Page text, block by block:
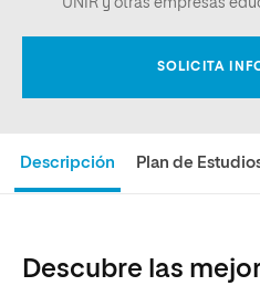
Descripción Plan de
Descubre las